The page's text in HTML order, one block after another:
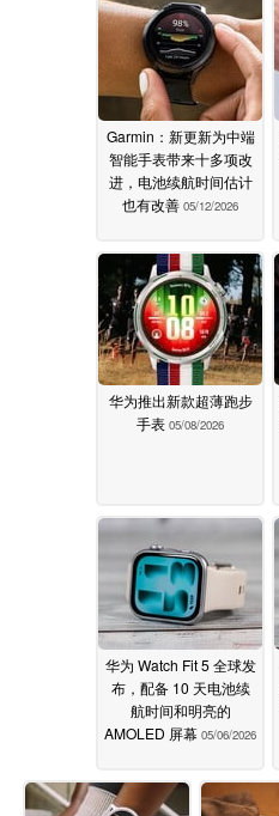
Garmin：新更新为中端
智能手表带来十多项改
进，电池续航时间估计
也有改善 05/12/2026
华为推出新款超薄跑步
手表 05/08/2026
华为 Watch Fit 5 全球发
布，配备 10 天电池续
航时间和明亮的
AMOLED 屏幕 05/06/2026